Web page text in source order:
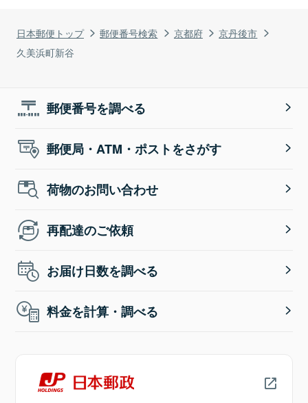
日本郵便トップ 郵便番号検索 京都府
京丹後市
久美浜町新谷
郵便番号を調べる
郵便局・ATM・ポストをさがす
荷物のお問い合わせ
再配達のご依頼
お届け日数を調べる
料金を計算・調べる